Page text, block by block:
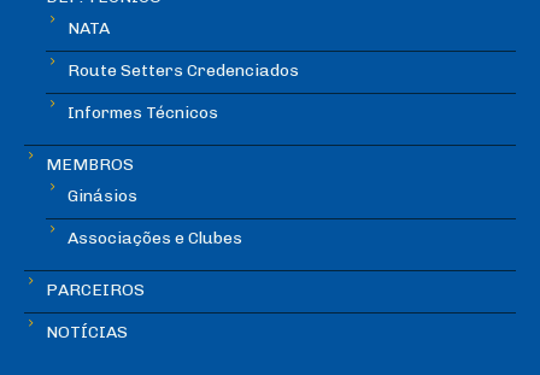
NATA
Route Setters Credenciados
Informes Técnicos
MEMBROS
Ginásios
Associações e Clubes
PARCEIROS
NOTÍCIAS